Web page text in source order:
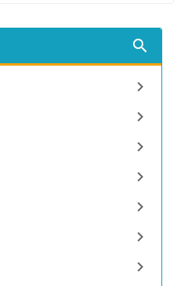







